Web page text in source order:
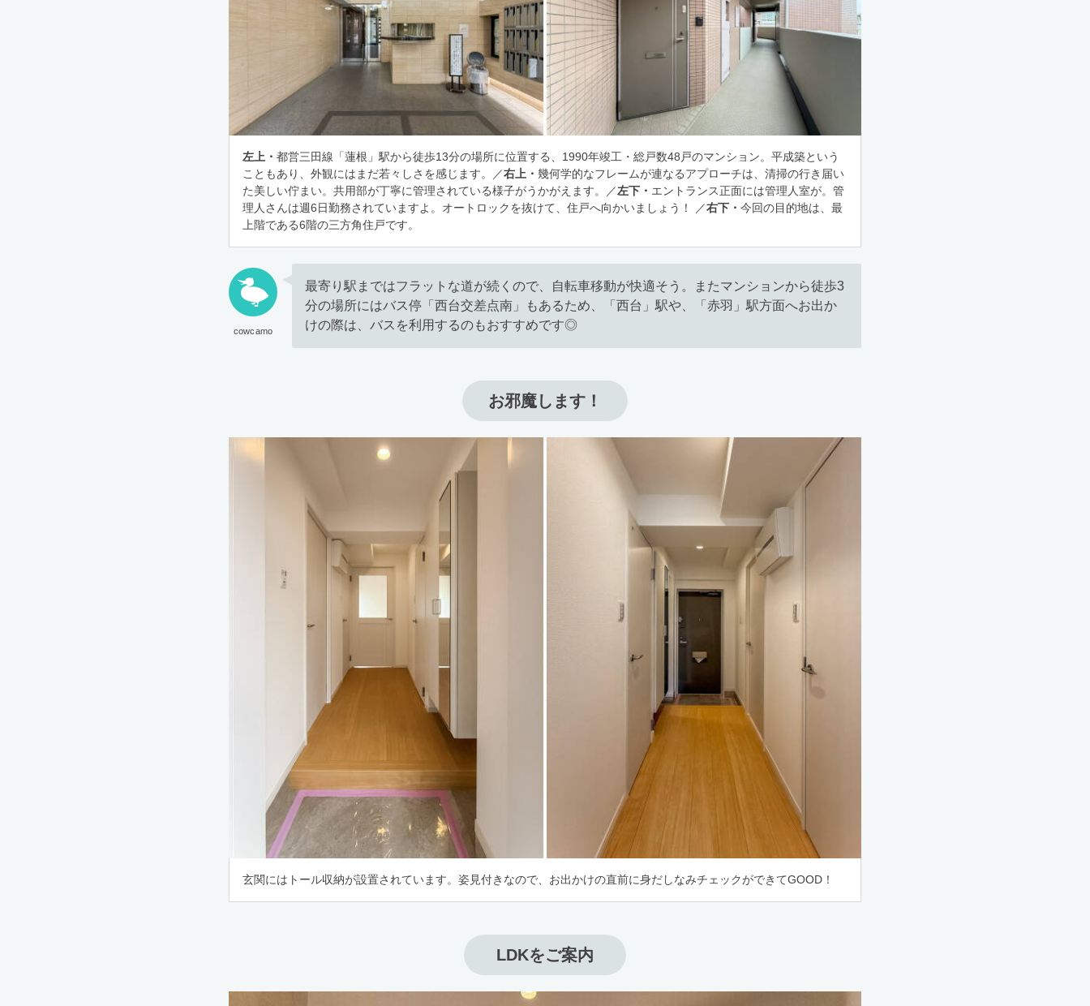
左上・ 都営三田線「蓮根」駅から徒歩13分の場所に位置する、1990年竣工・総戸数48戸のマンション。平成築という
こともあり、外観にはまだ若々しさを感じます。／右上・ 幾何学的なフレームが連なるアプローチは、清掃の行き届い
た美しい佇まい。共用部が丁寧に管理されている様子がうかがえます。／左下・ エントランス正面には管理人室が。管
理人さんは週6日勤務されていますよ。オートロックを抜けて、住戸へ向かいましょう！ ／右下・ 今回の目的地は、最
上階である6階の三方角住戸です。
cowcamo
最寄り駅まではフラットな道が続くので、自転車移動が快適そう。またマンションから徒歩3
分の場所にはバス停「西台交差点南」もあるため、「西台」駅や、「赤羽」駅方面へお出か
けの際は、バスを利用するのもおすすめです◎
お邪魔します！
玄関にはトール収納が設置されています。姿見付きなので、お出かけの直前に身だしなみチェックができてGOOD！
LDKをご案内